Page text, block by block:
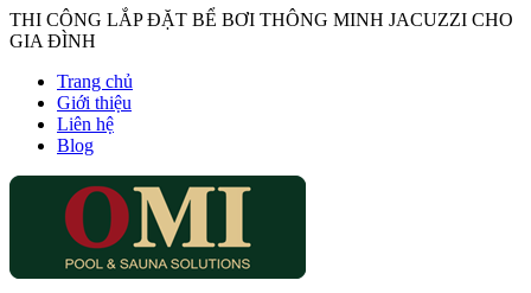
THI CÔNG LẮP ĐẶT BỂ BƠI THÔNG MINH JACUZZI CHO
GIA ĐÌNH
Trang chủ
Giới thiệu
Liên hệ
Blog